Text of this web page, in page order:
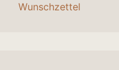
Wunschzettel